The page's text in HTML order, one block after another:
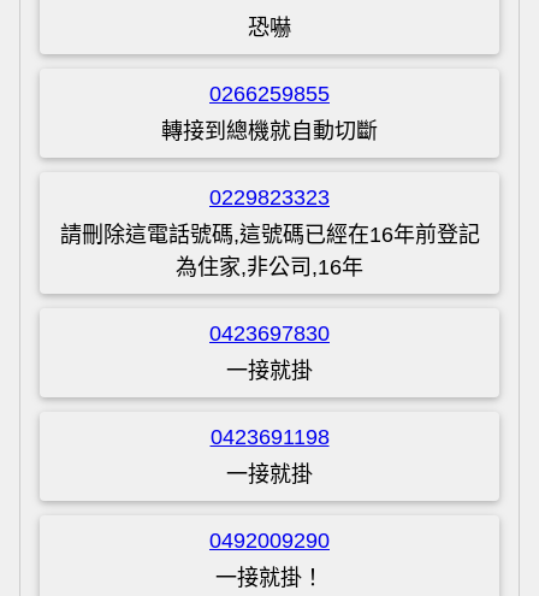
恐嚇
0266259855
轉接到總機就自動切斷
0229823323
請刪除這電話號碼,這號碼已經在16年前登記
為住家,非公司,16年
0423697830
一接就掛
0423691198
一接就掛
0492009290
一接就掛！